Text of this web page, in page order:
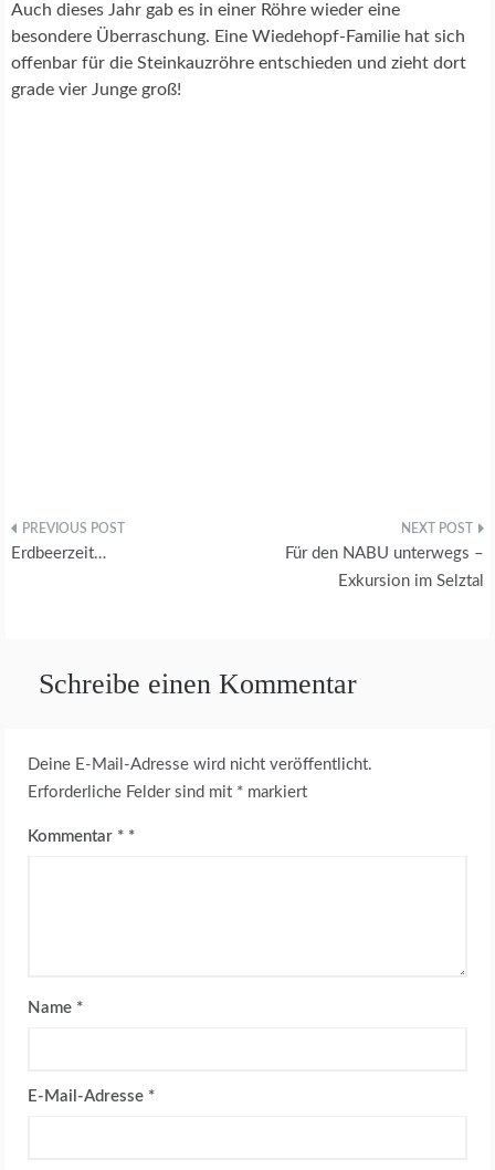
Z
S
C
Auch dieses Jahr gab es in einer Röhre wieder eine
besondere Überraschung. Eine Wiedehopf-Familie hat sich
offenbar für die Steinkauzröhre entschieden und zieht dort
grade vier Junge groß!
Beitragsnavigation
Erdbeerzeit…
Für den NABU unterwegs –
Exkursion im Selztal
Schreibe einen Kommentar
Deine E-Mail-Adresse wird nicht veröffentlicht.
Erforderliche Felder sind mit * markiert
Kommentar *
Name *
E-Mail-Adresse *